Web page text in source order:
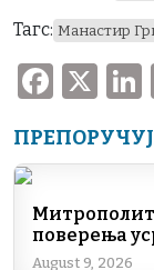
Тагс: Манастир
F
a
c
b
o
X
поверења
August 9, 2026